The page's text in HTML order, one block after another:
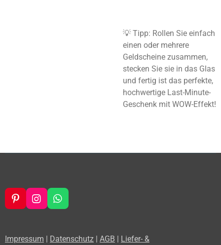
💡Tipp: Rollen Sie einfach
einen oder mehrere
Geldscheine zusammen,
stecken Sie sie in das Glas
und fertig ist das perfekte,
hochwertige Last-Minute-
Geschenk mit WOW-Effekt!
P
i
e
I
n
a
W
h
s
Impressum | Datenschutz | AGB | Liefer- &